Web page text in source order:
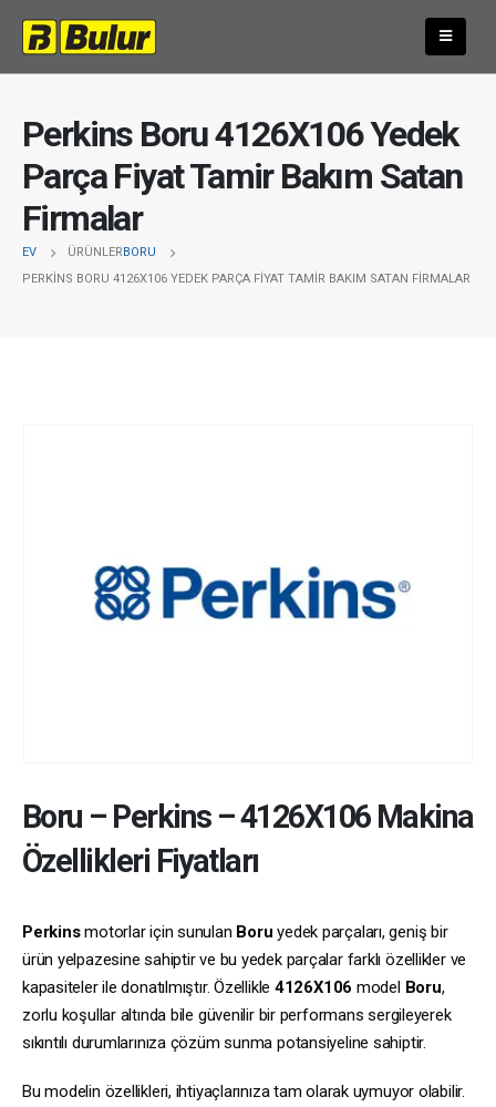
Perkins Boru 4126X106 Yedek
Parça Fiyat Tamir Bakım Satan
Firmalar
EV ÜRÜNLERBORU
PERKINS BORU 4126X106 YEDEK PARÇA FIYAT TAMIR BAKIM SATAN FIRMALAR
Boru – Perkins–4126X106Makina
Özellikleri Fiyatları
Perkinsmotorlar için sunulan Boru yedek parçaları, geniş bir
ürün yelpazesine sahiptir ve bu yedek parçalar farklı özellikler ve
kapasiteler ile donatılmıştır. Özellikle 4126X106 model Boru,
zorlu koşullar altında bile güvenilir bir performans sergileyerek
sıkıntılı durumlarınıza çözüm sunma potansiyeline sahiptir.
Bu modelin özellikleri, ihtiyaçlarınıza tam olarak uymuyor olabilir.